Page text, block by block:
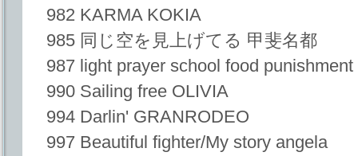
982 KARMA KOKIA
985 同じ空を見上げてる 甲斐名都
987 light prayer school food punishment
990 Sailing free OLIVIA
994 Darlin' GRANRODEO
997 Beautiful fighter/My story angela